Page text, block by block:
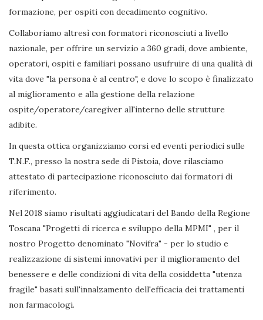
formazione, per ospiti con decadimento cognitivo.
Collaboriamo altresì con formatori riconosciuti a livello
nazionale, per offrire un servizio a 360 gradi, dove ambiente,
operatori, ospiti e familiari possano usufruire di una qualità di
vita dove "la persona è al centro", e dove lo scopo è finalizzato
al miglioramento e alla gestione della relazione
ospite/operatore/caregiver all'interno delle strutture
adibite.
In questa ottica organizziamo corsi ed eventi periodici sulle
T.N.F., presso la nostra sede di Pistoia, dove rilasciamo
attestato di partecipazione riconosciuto dai formatori di
riferimento.
Nel 2018 siamo risultati aggiudicatari del Bando della Regione
Toscana "Progetti di ricerca e sviluppo della MPMI" , per il
nostro Progetto denominato "Novifra" - per lo studio e
realizzazione di sistemi innovativi per il miglioramento del
benessere e delle condizioni di vita della cosiddetta "utenza
fragile" basati sull'innalzamento dell'efficacia dei trattamenti
non farmacologi.